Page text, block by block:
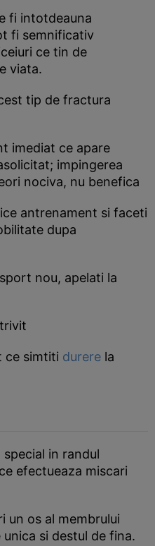
fi intotdeauna
fi semnificativ
ce tin de
viata.
tip de fractura
imediat ce apare
impingerea
nociva, nu benefica
antrenament si faceti
dupa
nou, apelati la
ce simtiti durere la
in randul
efectueaza miscari
un os al membrului
si destul de fina.